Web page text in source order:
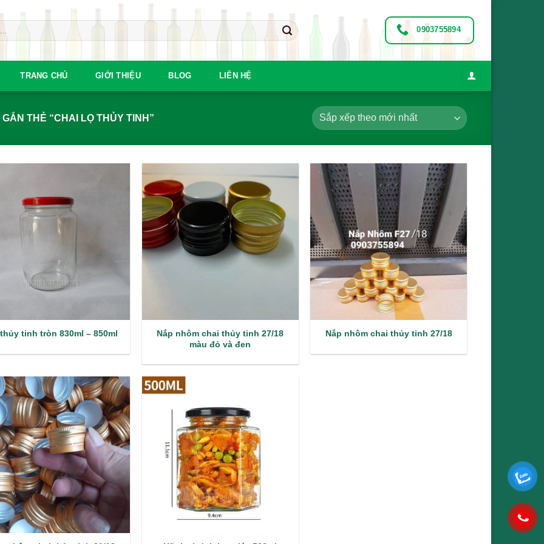
0903755894
TRANG CHỦ GIỚI THIỆU BLOG LIÊN HỆ
THẺ “CHAI LỌ THỦY TINH”
tinh tròn 830ml – 850ml
Nắp nhôm chai thủy tinh 27/18
màu đỏ và đen
Nắp nhôm chai thủy tinh 27/18